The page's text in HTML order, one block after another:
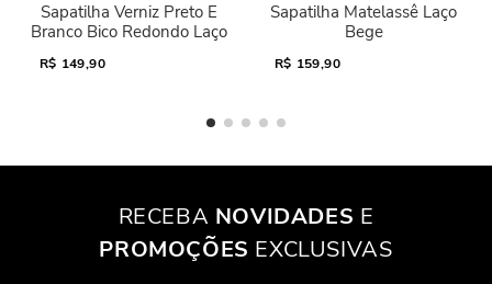
Sapatilha Verniz Preto E
Branco Bico Redondo Laço
R$ 149,90
Sapatilha Matelassê Laço
Bege
R$ 159,90
RECEBA NOVIDADES E
PROMOÇÕES EXCLUSIVAS